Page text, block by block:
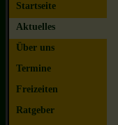
Startseite
Aktuelles
Über uns
Termine
Freizeiten
Ratgeber